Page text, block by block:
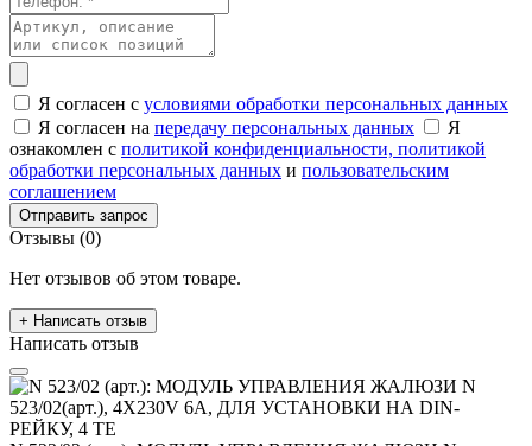
Я согласен с условиями обработки персональных данных
Я согласен на передачу персональных данных
Я
ознакомлен с политикой конфиденциальности, политикой
обработки персональных данных и пользовательским
соглашением
Отправить запрос
Отзывы (0)
Нет отзывов об этом товаре.
+ Написать отзыв
Написать отзыв